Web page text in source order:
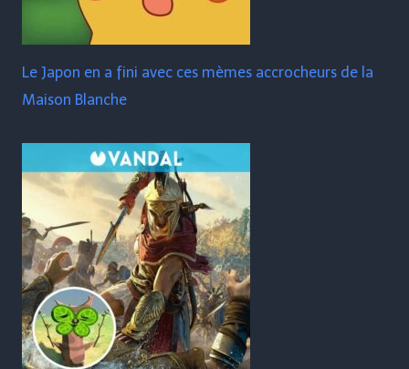
Le Japon en a fini avec ces mèmes accrocheurs de la
Maison Blanche